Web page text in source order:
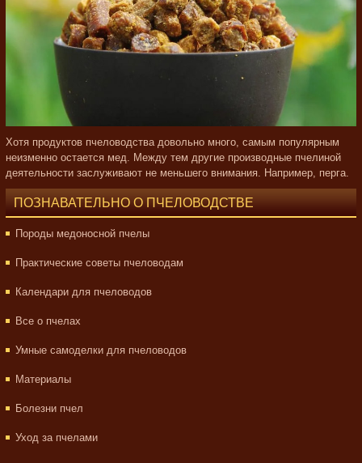
Хотя продуктов пчеловодства довольно много, самым популярным
неизменно остается мед. Между тем другие производные пчелиной
деятельности заслуживают не меньшего внимания. Например, перга.
ПОЗНАВАТЕЛЬНО О ПЧЕЛОВОДСТВЕ
Породы медоносной пчелы
Практические советы пчеловодам
Календари для пчеловодов
Все о пчелах
Умные самоделки для пчеловодов
Материалы
Болезни пчел
Уход за пчелами